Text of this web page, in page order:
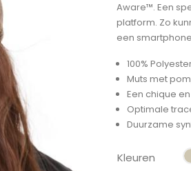
Aware™. Een
platform. Zo
een
100%
Muts met
Een chique
Optimale
Duurzame
Kleuren